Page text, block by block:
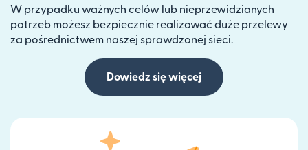
W przypadku ważnych celów lub nieprzewidzianych
potrzeb możesz bezpiecznie realizować duże przelewy
za pośrednictwem naszej sprawdzonej sieci.
Dowiedz się więcej